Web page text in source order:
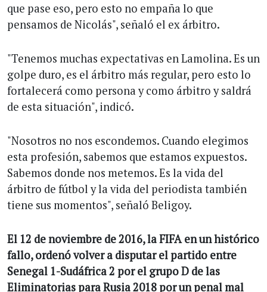
que pase eso, pero esto no empaña lo que
pensamos de Nicolás", señaló el ex árbitro.
"Tenemos muchas expectativas en Lamolina. Es un
golpe duro, es el árbitro más regular, pero esto lo
fortalecerá como persona y como árbitro y saldrá
de esta situación", indicó.
"Nosotros no nos escondemos. Cuando elegimos
esta profesión, sabemos que estamos expuestos.
Sabemos donde nos metemos. Es la vida del
árbitro de fútbol y la vida del periodista también
tiene sus momentos", señaló Beligoy.
El 12 de noviembre de 2016, la FIFA en un histórico
fallo, ordenó volver a disputar el partido entre
Senegal 1-Sudáfrica 2 por el grupo D de las
Eliminatorias para Rusia 2018 por un penal mal